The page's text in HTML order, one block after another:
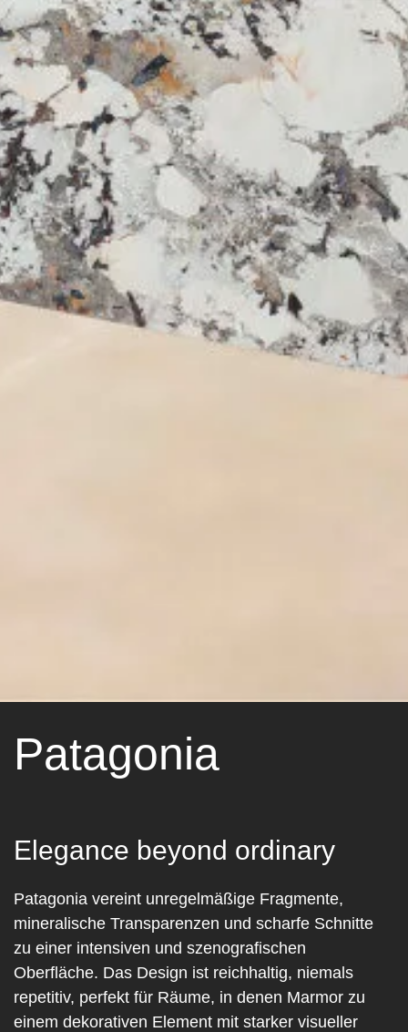
Patagonia
Elegance beyond ordinary
Patagonia vereint unregelmäßige Fragmente,
mineralische Transparenzen und scharfe Schnitte
zu einer intensiven und szenografischen
Oberfläche. Das Design ist reichhaltig, niemals
repetitiv, perfekt für Räume, in denen Marmor zu
einem dekorativen Element mit starker visueller